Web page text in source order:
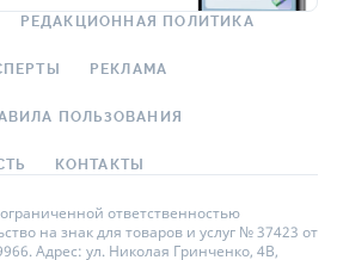
РЕДАКЦИОННАЯ ПОЛИТИКА
РЕКЛАМА
ПОЛЬЗОВАНИЯ
КОНТАКТЫ
ответственностью
на знак для товаров и услуг № 37423 от
Адрес: ул. Николая Гринченко, 4В,